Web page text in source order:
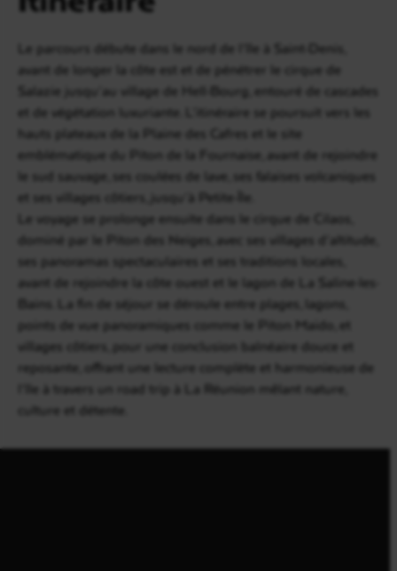
Le parcours débute dans le nord de l’île à Saint-Denis,
avant de longer la côte est et de pénétrer le cirque de
Salazie jusqu’au village de Hell-Bourg, entouré de cascades
et de végétation luxuriante. L’itinéraire se poursuit vers les
hauts plateaux de la Plaine des Cafres et le site
emblématique du Piton de la Fournaise, avant de rejoindre
le sud sauvage, ses coulées de lave, ses falaises volcaniques
et ses villages côtiers, jusqu’à Petite-Île.
Le voyage se prolonge ensuite dans le cirque de Cilaos,
dominé par le Piton des Neiges, avec ses villages d’altitude,
ses panoramas spectaculaires et ses traditions locales,
avant de rejoindre la côte ouest et le lagon de La Saline-les-
Bains. La fin de séjour se déroule entre plages, lagons,
points de vue panoramiques comme le Piton Maïdo, et
villages côtiers, pour une conclusion balnéaire douce et
reposante, offrant une lecture complète et harmonieuse de
l’île à travers un road trip à La Réunion mêlant nature,
culture et détente.